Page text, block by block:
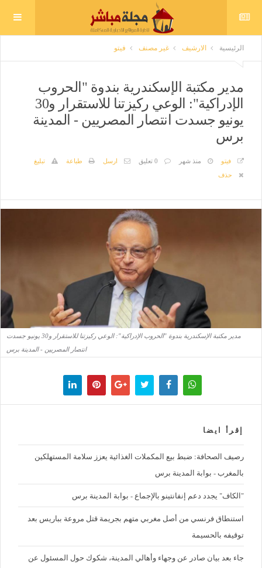
الرئيسية الارشيف غير مصنف فيتو
مدير مكتبة الإسكندرية بندوة "الحروب
الإدراكية": الوعي ركيزتنا للاستقرار و30
يونيو جسدت انتصار المصريين - المدينة
برس
فيتو منذ شهر 0 تعليق ارسل طباعة
تبليغ
حذف
مدير مكتبة الإسكندرية بندوة "الحروب الإدراكية": الوعي ركيزتنا للاستقرار و30 يونيو جسدت
انتصار المصريين - المدينة برس
إقرأ ايضا
رصيف الصحافة: ضبط بيع المكملات الغذائية يعزز سلامة المستهلكين
بالمغرب - بوابة المدينة برس
"الكاف" يجدد دعم إنفانتينو بالإجماع - بوابة المدينة برس
استنطاق فرنسي من أصل مغربي متهم بجريمة قتل مروعة بباريس بعد
توقيفه بالحسيمة
جاء بعد بيان صادر عن وجهاء وأهالي المدينة، شكوك حول المسئول عن